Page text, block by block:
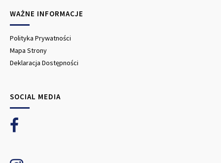
WAŻNE INFORMACJE
Polityka Prywatności
Mapa Strony
Deklaracja Dostępności
SOCIAL MEDIA